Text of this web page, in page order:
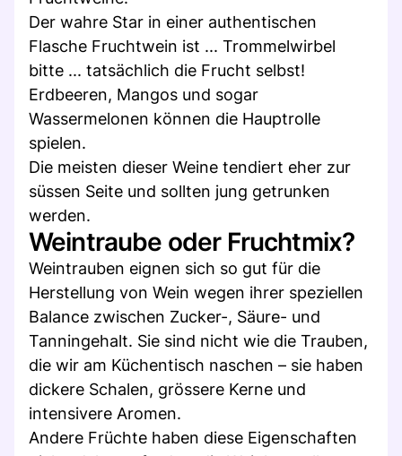
Der wahre Star in einer authentischen
Flasche Fruchtwein ist ... Trommelwirbel
bitte ... tatsächlich die Frucht selbst!
Erdbeeren, Mangos und sogar
Wassermelonen können die Hauptrolle
spielen.
Die meisten dieser Weine tendiert eher zur
süssen Seite und sollten jung getrunken
werden.
Weintraube oder Fruchtmix?
Weintrauben eignen sich so gut für die
Herstellung von Wein wegen ihrer speziellen
Balance zwischen Zucker-, Säure- und
Tanningehalt. Sie sind nicht wie die Trauben,
die wir am Küchentisch naschen – sie haben
dickere Schalen, grössere Kerne und
intensivere Aromen.
Andere Früchte haben diese Eigenschaften